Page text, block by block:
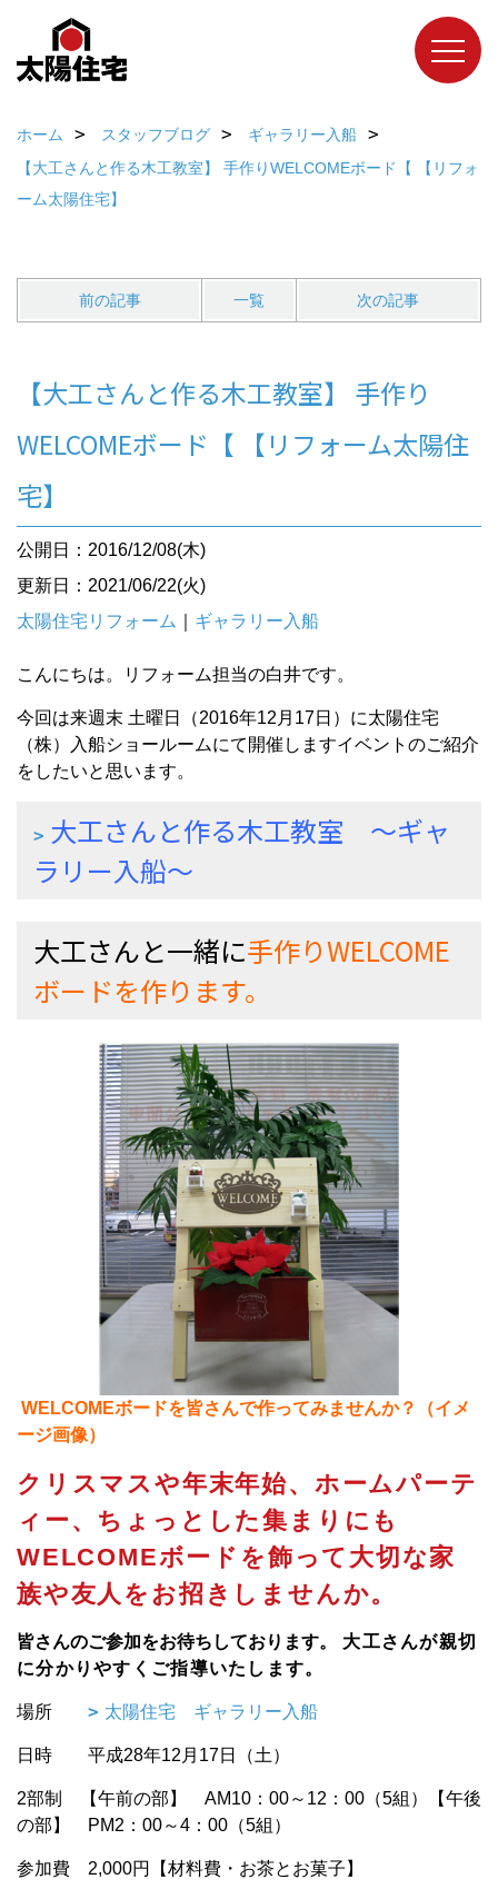
ホーム スタッフブログ
ギャラリー入船
【大工さんと作る木工教室】 手作りWELCOMEボード【 【リフォ
ーム太陽住宅】
前の記事 一覧 次の記事
【大工さんと作る木工教室】 手作り
WELCOMEボード【 【リフォーム太陽住
宅】
公開日：2016/12/08(木)
更新日：2021/06/22(火)
太陽住宅リフォーム
ギャラリー入船
こんにちは。リフォーム担当の白井です。
今回は来週末 土曜日（2016年12月17日）に太陽住宅
（株）入船ショールームにて開催しますイベントのご紹介
をしたいと思います。
大工さんと作る木工教室 ～ギャ
ラリー入船～
大工さんと一緒に手作りWELCOME
ボードを作ります。
WELCOMEボードを皆さんで作ってみませんか？（イメ
ージ画像）
クリスマスや年末年始、ホームパーテ
ィー、ちょっとした集まりにも
WELCOMEボードを飾って大切な家
族や友人をお招きしませんか。
皆さんのご参加をお待ちしております。
大工さんが親切
に分かりやすくご指導いたします。
場所 太陽住宅 ギャラリー入船
日時 平成28年12月17日（土）
2部制 【午前の部】 AM10：00～12：00（5組）【午後
の部】 PM2：00～4：00（5組）
参加費 2,000円【材料費・お茶とお菓子】